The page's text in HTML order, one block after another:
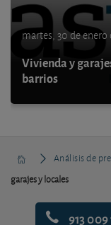
martes, 30 de enero
Vivienda y
barrios
Análisis de
garajes y locales
913 009